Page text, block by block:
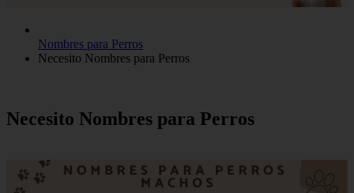
Nombres para Perros
Necesito Nombres para Perros
Necesito Nombres para Perros